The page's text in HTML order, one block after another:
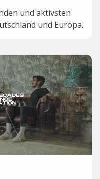
und aktivsten
und Europa.